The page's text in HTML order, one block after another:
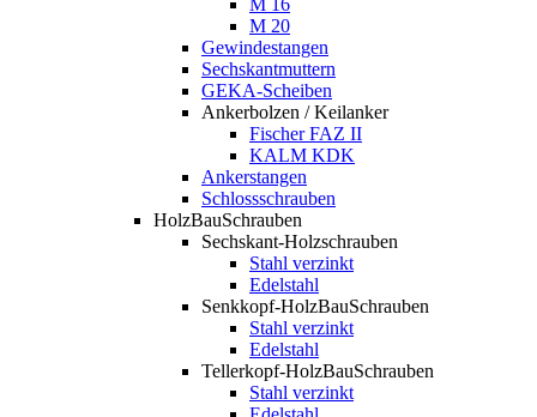
M 16
M 20
Gewindestangen
Sechskantmuttern
GEKA-Scheiben
Ankerbolzen / Keilanker
Fischer FAZ II
KALM KDK
Ankerstangen
Schlossschrauben
HolzBauSchrauben
Sechskant-Holzschrauben
Stahl verzinkt
Edelstahl
Senkkopf-HolzBauSchrauben
Stahl verzinkt
Edelstahl
Tellerkopf-HolzBauSchrauben
Stahl verzinkt